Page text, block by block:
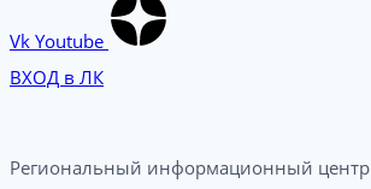
Vk Youtube
ВХОД в ЛК
Региональный информационный центр